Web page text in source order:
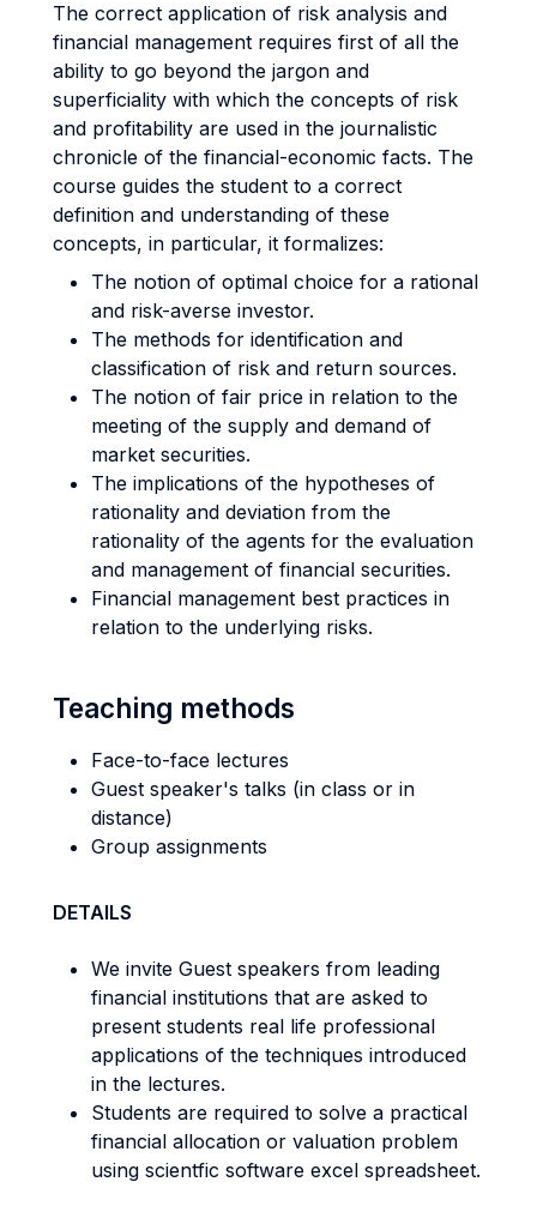
The correct application of risk analysis and
financial management requires first of all the
ability to go beyond the jargon and
superficiality with which the concepts of risk
and profitability are used in the journalistic
chronicle of the financial-economic facts. The
course guides the student to a correct
definition and understanding of these
concepts, in particular, it formalizes:
The notion of optimal choice for a rational
and risk-averse investor.
The methods for identification and
classification of risk and return sources.
The notion of fair price in relation to the
meeting of the supply and demand of
market securities.
The implications of the hypotheses of
rationality and deviation from the
rationality of the agents for the evaluation
and management of financial securities.
Financial management best practices in
relation to the underlying risks.
Teaching methods
Face-to-face lectures
Guest speaker's talks (in class or in
distance)
Group assignments
DETAILS
We invite Guest speakers from leading
financial institutions that are asked to
present students real life professional
applications of the techniques introduced
in the lectures.
Students are required to solve a practical
financial allocation or valuation problem
using scientfic software excel spreadsheet.